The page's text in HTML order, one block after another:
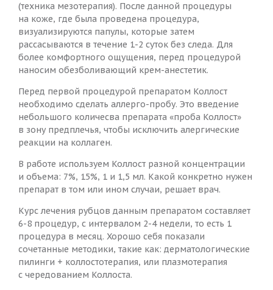
(техника мезотерапия). После данной процедуры
на коже, где была проведена процедура,
визуализируются папулы, которые затем
рассасываются в течение 1-2 суток без следа. Для
более комфортного ощущения, перед процедурой
наносим обезболивающий крем-анестетик.
Перед первой процедурой препаратом Коллост
необходимо сделать аллерго-пробу. Это введение
небольшого количесва препарата «проба Коллост»
в зону предплечья, чтобы исключить алергические
реакции на коллаген.
В работе используем Коллост разной концентрации
и объема: 7%, 15%, 1 и 1,5 мл. Какой конкретно нужен
препарат в том или ином случаи, решает врач.
Курс лечения рубцов данным препаратом составляет
6-8 процедур, с интервалом 2-4 недели, то есть 1
процедура в месяц. Хорошо себя показали
сочетанные методики, такие как: дерматологические
пилинги + коллостотерапия, или плазмотерапия
с чередованием Коллоста.